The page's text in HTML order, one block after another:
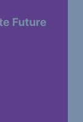
Future